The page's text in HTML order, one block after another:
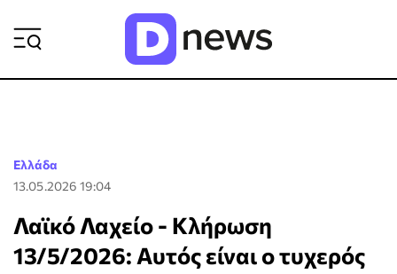
Ελλάδα
13.05.2026 19:04
Λαϊκό Λαχείο - Κλήρωση
13/5/2026: Αυτός είναι ο τυχερός